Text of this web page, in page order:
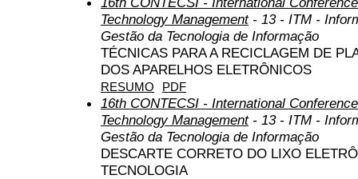
Technology Management- 13 - ITM -
Gestão da Tecnologia de Informação
TÉCNICAS PARA A RECICLAGEM DE
DOS APARELHOS ELETRÔNICOS
RESUMO PDF
16th CONTECSI - International
Technology Management- 13 - ITM -
Gestão da Tecnologia de Informação
DESCARTE CORRETO DO LIXO
TECNOLOGIA